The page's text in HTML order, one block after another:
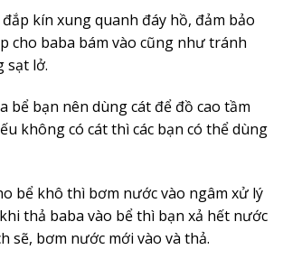
kín xung quanh đáy hồ, đảm bảo
cho baba bám vào cũng như tránh
sạt lở.
bể bạn nên dùng cát để đồ cao tầm
không có cát thì các bạn có thể dùng
bể khô thì bơm nước vào ngâm xử lý
thả baba vào bể thì bạn xả hết nước
sẽ, bơm nước mới vào và thả.